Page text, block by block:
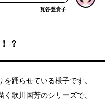
瓦谷登貴子
？
踊らせている様子です。
歌川国芳のシリーズで、